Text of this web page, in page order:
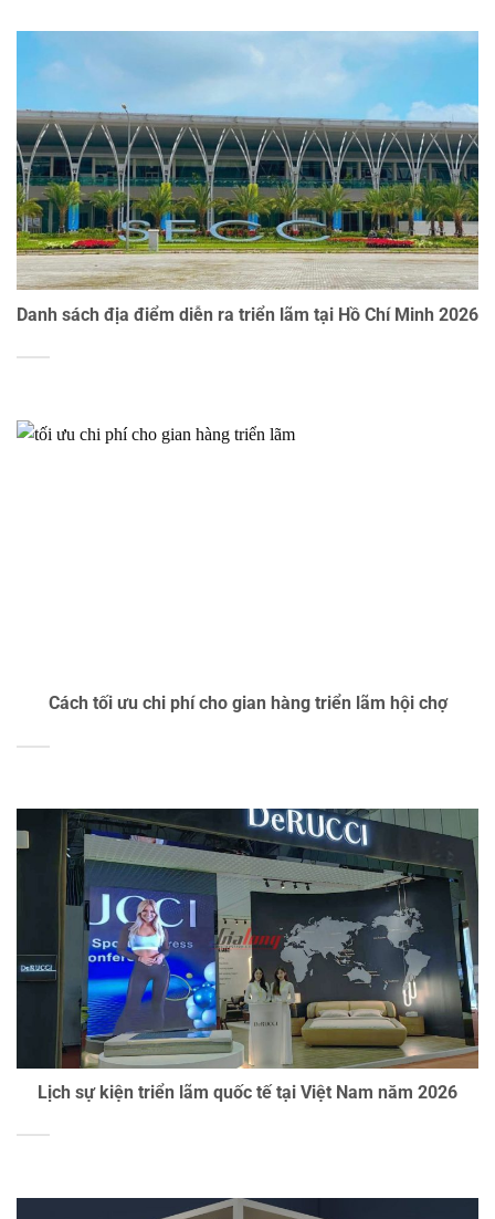
Danh sách địa điểm diễn ra triển lãm tại Hồ Chí Minh 2026
Cách tối ưu chi phí cho gian hàng triển lãm hội chợ
Lịch sự kiện triển lãm quốc tế tại Việt Nam năm 2026